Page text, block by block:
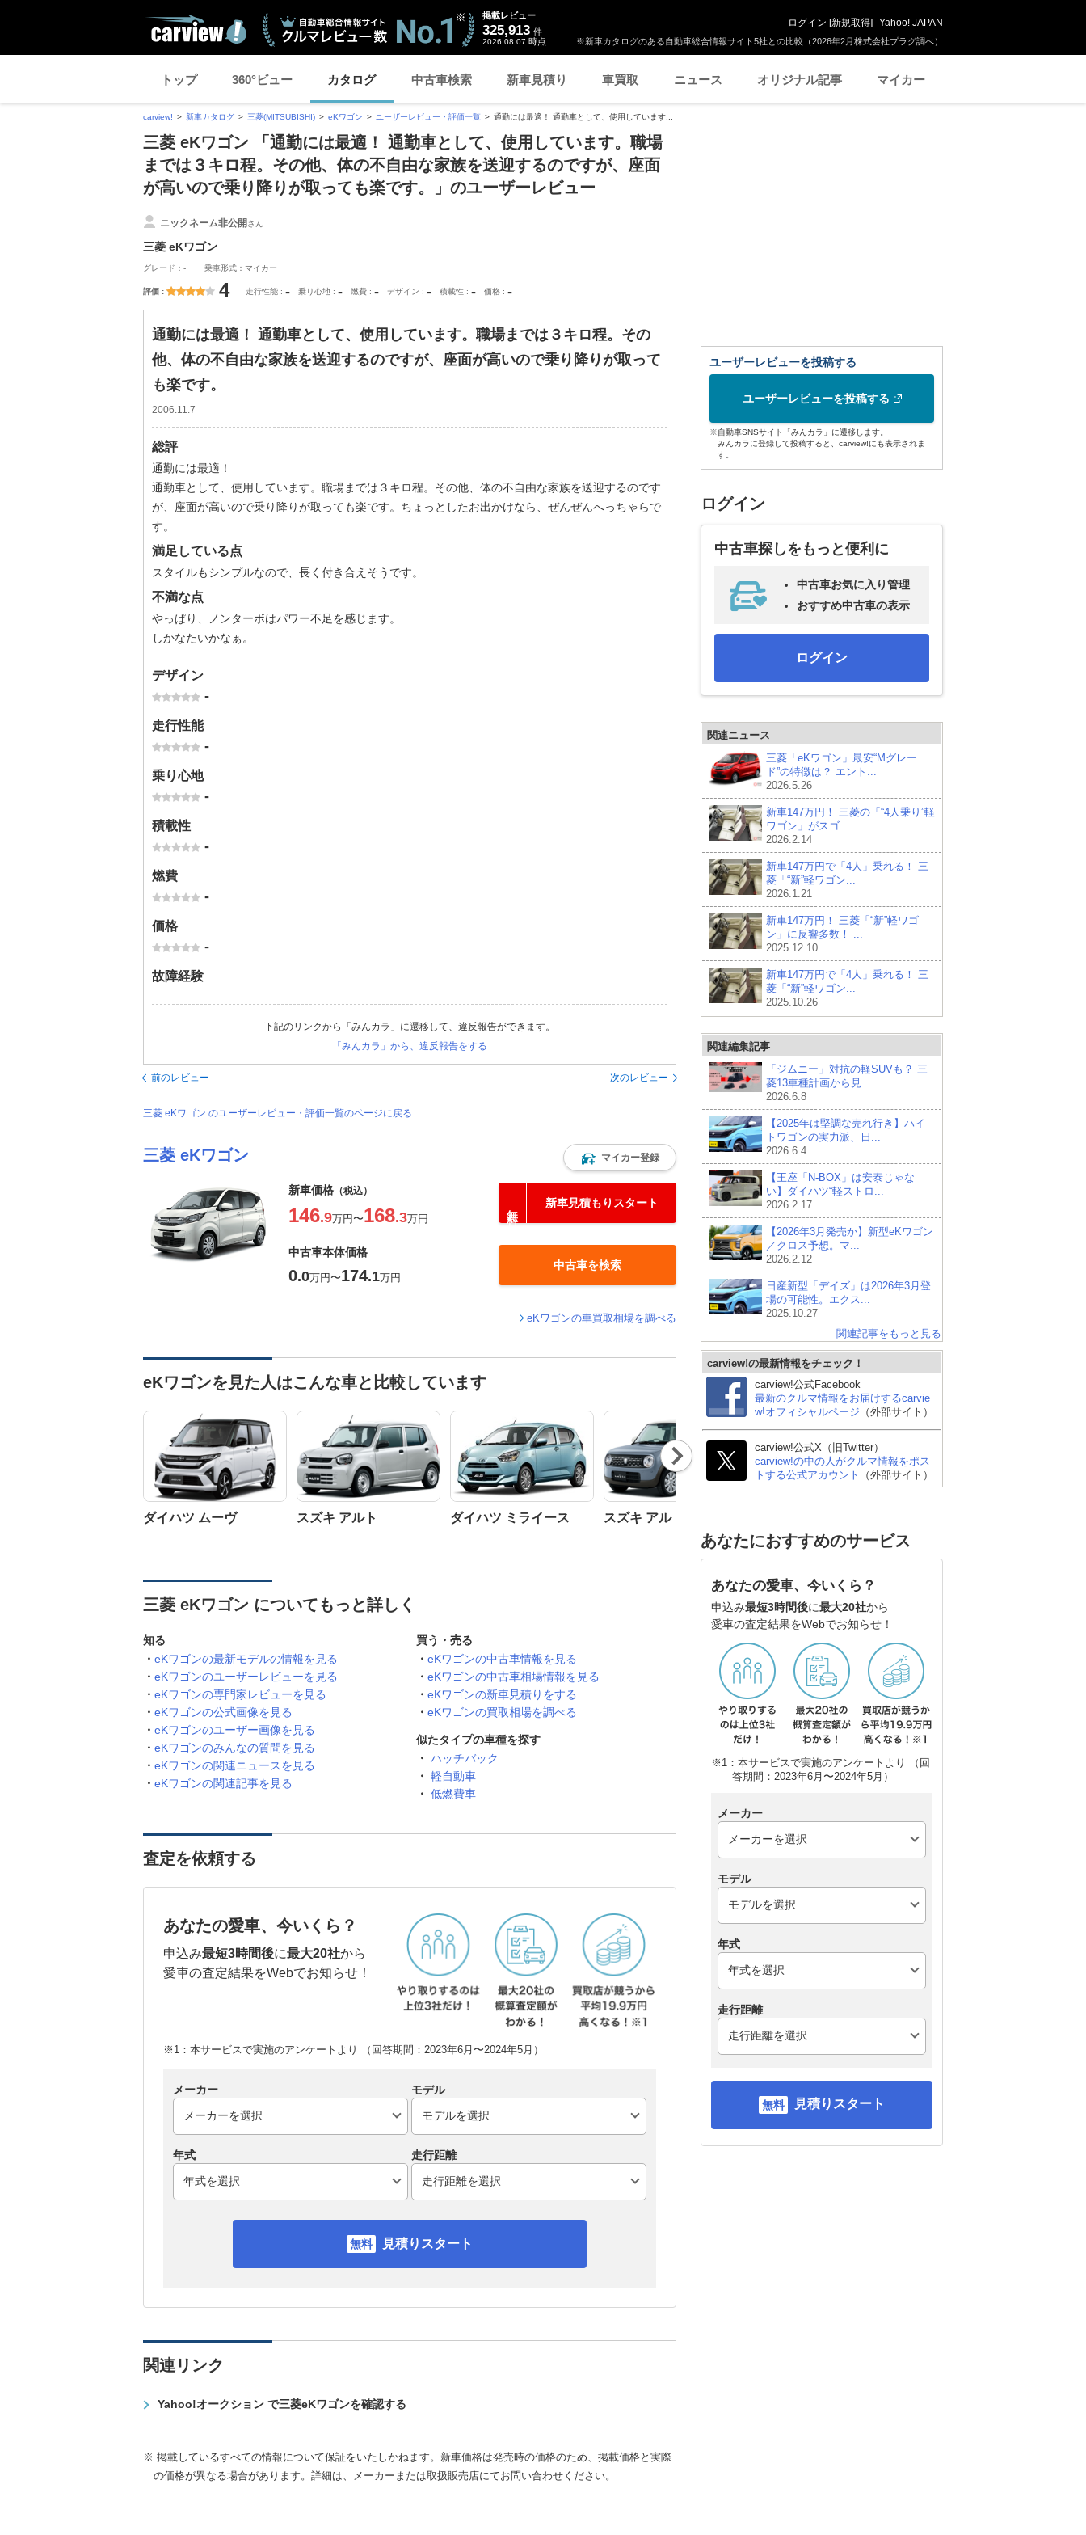
※新車カタログのある自動車総合情報サイト5社との比較（2026年2月株式会社プラグ調べ）
掲載レビュー
325,913 件
2026.08.07 時点
ログイン [新規取得] Yahoo! JAPAN
トップ 360°ビュー カタログ 中古車検索 新車見積り 車買取 ニュース オリジナル記事 マイカー
carview! 新車カタログ 三菱(MITSUBISHI) eKワゴン ユーザーレビュー・評価一覧 通勤には最適！ 通勤車として、使用しています...
三菱 eKワゴン 「通勤には最適！ 通勤車として、使用しています。職場
までは３キロ程。その他、体の不自由な家族を送迎するのですが、座面
が高いので乗り降りが取っても楽です。」のユーザーレビュー
ニックネーム非公開さん
三菱 eKワゴン
グレード：- 乗車形式：マイカー
評価 4 走行性能 - 乗り心地 - 燃費 - デザイン - 積載性 - 価格 -
通勤には最適！ 通勤車として、使用しています。職場までは３キロ程。その
他、体の不自由な家族を送迎するのですが、座面が高いので乗り降りが取って
も楽です。
2006.11.7
総評
通勤には最適！
通勤車として、使用しています。職場までは３キロ程。その他、体の不自由な家族を送迎するのです
が、座面が高いので乗り降りが取っても楽です。ちょっとしたお出かけなら、ぜんぜんへっちゃらで
す。
満足している点
スタイルもシンプルなので、長く付き合えそうです。
不満な点
やっぱり、ノンターボはパワー不足を感じます。
しかなたいかなぁ。
デザイン
-
走行性能
-
乗り心地
-
積載性
-
燃費
-
価格
-
故障経験
下記のリンクから「みんカラ」に遷移して、違反報告ができます。
「みんカラ」から、違反報告をする
前のレビュー 次のレビュー
三菱 eKワゴン のユーザーレビュー・評価一覧のページに戻る
三菱 eKワゴン マイカー登録
新車価格 （税込）
146.9万円〜168.3万円
新車見積もりスタート
中古車本体価格
0.0万円〜174.1万円
中古車を検索
eKワゴンの車買取相場を調べる
eKワゴンを見た人はこんな車と比較しています
ダイハツ ムーヴ スズキ アルト ダイハツ ミライース スズキ アルトラパン
Nex
t
三菱 eKワゴン についてもっと詳しく
知る
eKワゴンの最新モデルの情報を見る
eKワゴンのユーザーレビューを見る
eKワゴンの専門家レビューを見る
eKワゴンの公式画像を見る
eKワゴンのユーザー画像を見る
eKワゴンのみんなの質問を見る
eKワゴンの関連ニュースを見る
eKワゴンの関連記事を見る
買う・売る
eKワゴンの中古車情報を見る
eKワゴンの中古車相場情報を見る
eKワゴンの新車見積りをする
eKワゴンの買取相場を調べる
似たタイプの車種を探す
ハッチバック
軽自動車
低燃費車
査定を依頼する
あなたの愛車、今いくら？
申込み最短3時間後に最大20社から
愛車の査定結果をWebでお知らせ！
※1：本サービスで実施のアンケートより （回答期間：2023年6月〜2024年5月）
メーカー モデル
年式 走行距離
見積りスタート
関連リンク
Yahoo!オークション で三菱eKワゴンを確認する
※ 掲載しているすべての情報について保証をいたしかねます。新車価格は発売時の価格のため、掲載価格と実際
の価格が異なる場合があります。詳細は、メーカーまたは取扱販売店にてお問い合わせください。
ユーザーレビューを投稿する
ユーザーレビューを投稿する
※自動車SNSサイト「みんカラ」に遷移します。
みんカラに登録して投稿すると、carview!にも表示されま
す。
ログイン
中古車探しをもっと便利に
中古車お気に入り管理
おすすめ中古車の表示
ログイン
関連ニュース
三菱「eKワゴン」最安“Mグレー
ド”の特徴は？ エント...
2026.5.26
新車147万円！ 三菱の「“4人乗り”軽
ワゴン」がスゴ...
2026.2.14
新車147万円で「4人」乗れる！ 三
菱「“新”軽ワゴン...
2026.1.21
新車147万円！ 三菱「“新”軽ワゴ
ン」に反響多数！ ...
2025.12.10
新車147万円で「4人」乗れる！ 三
菱「“新”軽ワゴン...
2025.10.26
関連編集記事
「ジムニー」対抗の軽SUVも？ 三
菱13車種計画から見...
2026.6.8
【2025年は堅調な売れ行き】ハイ
トワゴンの実力派、日...
2026.6.4
【王座「N-BOX」は安泰じゃな
い】ダイハツ“軽ストロ...
2026.2.17
【2026年3月発売か】新型eKワゴン
／クロス予想。マ...
2026.2.12
日産新型「デイズ」は2026年3月登
場の可能性。エクス...
2025.10.27
関連記事をもっと見る
carview!の最新情報をチェック！
carview!公式Facebook
最新のクルマ情報をお届けするcarvie
w!オフィシャルページ （外部サイト）
carview!公式X（旧Twitter）
carview!の中の人がクルマ情報をポス
トする公式アカウント
（外部サイト）
あなたにおすすめのサービス
あなたの愛車、今いくら？
申込み最短3時間後に最大20社から
愛車の査定結果をWebでお知らせ！
※1：本サービスで実施のアンケートより （回
答期間：2023年6月〜2024年5月）
メーカー
モデル
年式
走行距離
見積りスタート